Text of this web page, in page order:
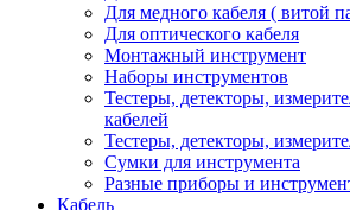
Для медного кабеля ( витой
Для оптического кабеля
Монтажный инструмент
Наборы инструментов
Тестеры, детекторы,
кабелей
Тестеры, детекторы,
Сумки для инструмента
Разные приборы и
Кабель